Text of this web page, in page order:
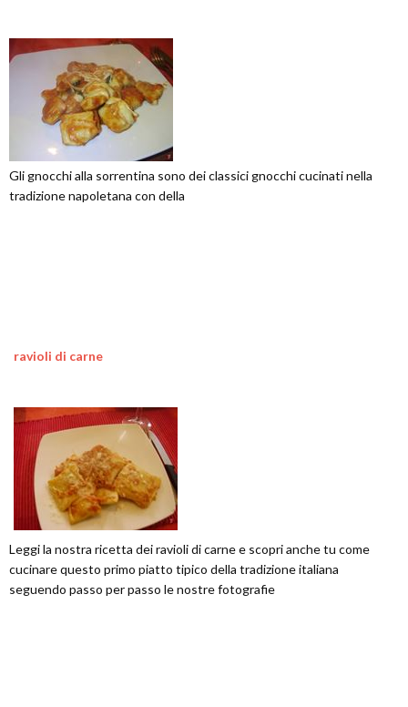
Gli gnocchi alla sorrentina sono dei classici gnocchi cucinati nella
tradizione napoletana con della
ravioli di carne
Leggi la nostra ricetta dei ravioli di carne e scopri anche tu come
cucinare questo primo piatto tipico della tradizione italiana
seguendo passo per passo le nostre fotografie